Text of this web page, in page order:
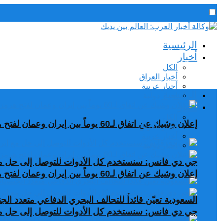
رئيس التحرير / د. اسماعيل الجنابي
الخميس,6 أغسطس, 2026الرئيسية
أخبار
الكل
أخبار العراق
أخبار عربية
إعلان وشيك عن اتفاق لـ60 يوماً بين إيران وعمان لفتح هرمز
جي دي فانس: سنستخدم كل الأدوات للتوصل إلى حل
السعودية تعيّن قائداً للتحالف البحري الدفاعي متعدد
الرئيسية
أخبار
أخبار العراق
إعلان وشيك عن اتفاق لـ60 يوماً بين إيران وعمان لفتح هرمز
جي دي فانس: سنستخدم كل الأدوات للتوصل إلى حل